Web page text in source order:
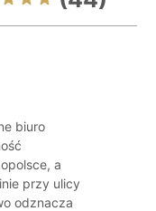
biuro
a
przy ulicy
odznacza